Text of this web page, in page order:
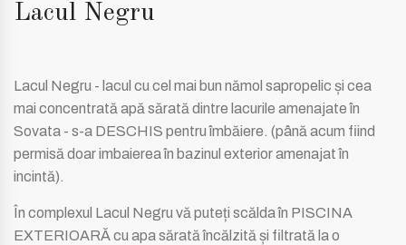
Lacul Negru
Lacul Negru - lacul cu cel mai bun nămol sapropelic și cea
mai concentrată apă sărată dintre lacurile amenajate în
Sovata - s-a DESCHIS pentru îmbăiere. (până acum fiind
permisă doar imbaierea în bazinul exterior amenajat în
incintă).
În complexul Lacul Negru vă puteți scălda în PISCINA
EXTERIOARĂ cu apa sărată încălzită și filtrată la o